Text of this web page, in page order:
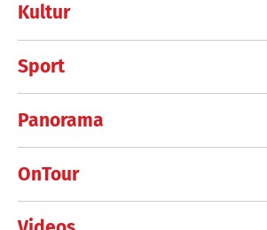
Kultur
Sport
Panorama
OnTour